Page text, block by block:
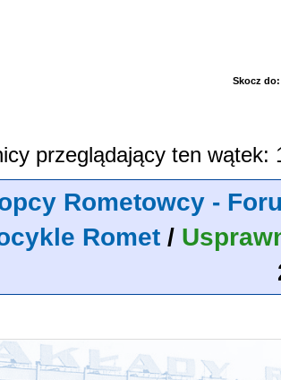
Skocz do:
przeglądający ten wątek:
Rometowcy -
Romet /